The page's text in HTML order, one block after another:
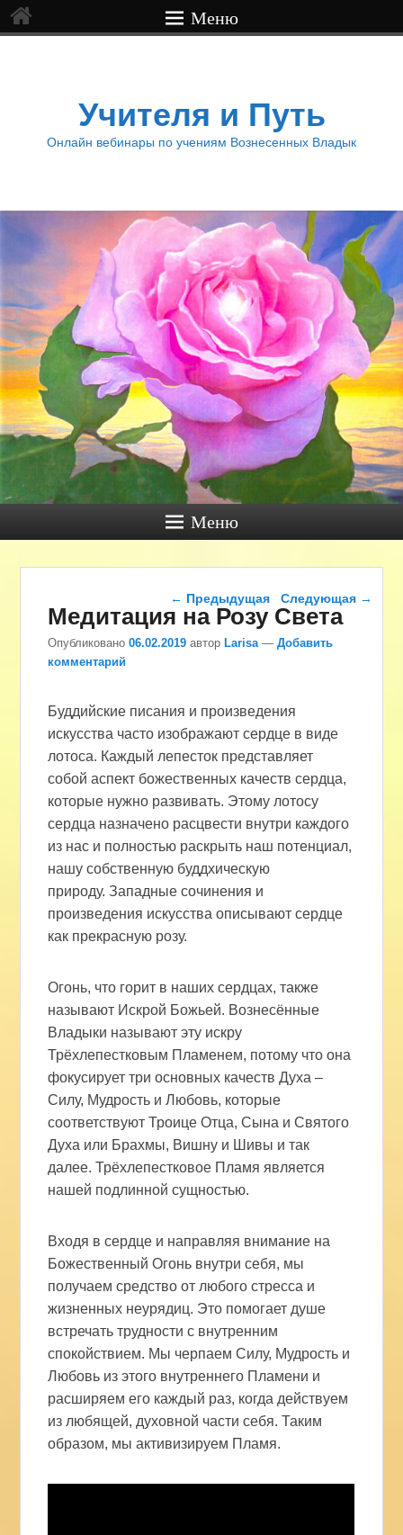
Меню
Учителя и Путь
Онлайн вебинары по учениям Вознесенных Владык
Меню
Навигация по записям
← Предыдущая Следующая →
Медитация на Розу Света
Опубликовано06.02.2019 автор Larisa —Добавить
комментарий
Буддийские писания и произведения
искусства часто изображают сердце в виде
лотоса. Каждый лепесток представляет
собой аспект божественных качеств сердца,
которые нужно развивать. Этому лотосу
сердца назначено расцвести внутри каждого
из нас и полностью раскрыть наш потенциал,
нашу собственную буддхическую
природу. Западные сочинения и
произведения искусства описывают сердце
как прекрасную розу.
Огонь, что горит в наших сердцах, также
называют Искрой Божьей. Вознесённые
Владыки называют эту искру
Трёхлепестковым Пламенем, потому что она
фокусирует три основных качеств Духа –
Силу, Мудрость и Любовь, которые
соответствуют Троице Отца, Сына и Святого
Духа или Брахмы, Вишну и Шивы и так
далее. Трёхлепестковое Пламя является
нашей подлинной сущностью.
Входя в сердце и направляя внимание на
Божественный Огонь внутри себя, мы
получаем средство от любого стресса и
жизненных неурядиц. Это помогает душе
встречать трудности с внутренним
спокойствием. Мы черпаем Силу, Мудрость и
Любовь из этого внутреннего Пламени и
расширяем его каждый раз, когда действуем
из любящей, духовной части себя. Таким
образом, мы активизируем Пламя.